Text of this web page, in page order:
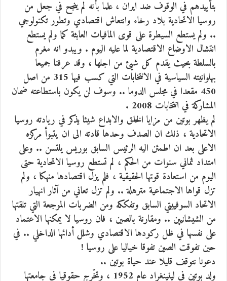
بتأييدهم في الوقوف ضد ايران ، علما بأنه لم ينجح في جعل من
روسيا الاتحادية بلاد رخاء وانتعاش اقتصادي وتطور تكنولوجي
.. ولم يستطع السيطرة على قوى المافيات العابثة كما ولم يستطع
انتشال الاوضاع الاقتصادية لما عليه اليوم . ويبدو انه مغرم
بالسلطة بحيث يقدم كل شيئ من اجلها ، وقد عرفنا جميعا
بهلوانيته السياسية في الانتخابات التي كسب فيها 315 من اصل
450 مقعدا في مجلس الدوما .. وسوف لن يكون باستطاعته ضمان
المشاركة في انتخابات 2008 .
لم يظهر بوتين من مزايا الخلق والابداع شيئا يذكر في ريادته روسيا
الاتحادية ، ذلك ان الصدف وحدها قادته الى ان يتبوأ مركزه
الاعلى بعد ان اطمئن اليه الرئيس السابق بوريس يلتسن .. وعلى
امتداد ثماني سنوات من الحكم ، لم تستطع روسيا الاتحادية حتى
اليوم من استعادة قوتها الحقيقية ، فلم يزل اقتصادها منهكا ، ولم
تزل قواها الاجتماعية مترهلة .. ولم تزل تعاني من آثار انهيار
الاتحاد السوفييتي السابق وتفككه ومن الضربات الموجعة التي تلقتها
من الشيشانيين .. ومقارنة بالصين ، فان روسيا لا يمكنها الاعتماد
على نفسها في ظل ركودها الاقتصادي وشلل أدائها الداخلي .. في
حين تفوقت الصين تفوقا خياليا على روسيا !
دعونا نتوقف قليلا عند حياة بوتين ..
ولد بوتين في لينينغراد عام 1952 ، وتخّرج حقوقيا في جامعتها